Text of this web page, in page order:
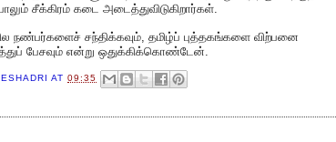
சீக்கிரம் கடை அடைத்துவிடுகிறார்கள்.
நண்பர்களைச் சந்திக்கவும், தமிழ்ப் புத்தகங்களை விற்பனை
பேசவும் என்று ஒதுக்கிக்கொண்டேன்.
AT09:35